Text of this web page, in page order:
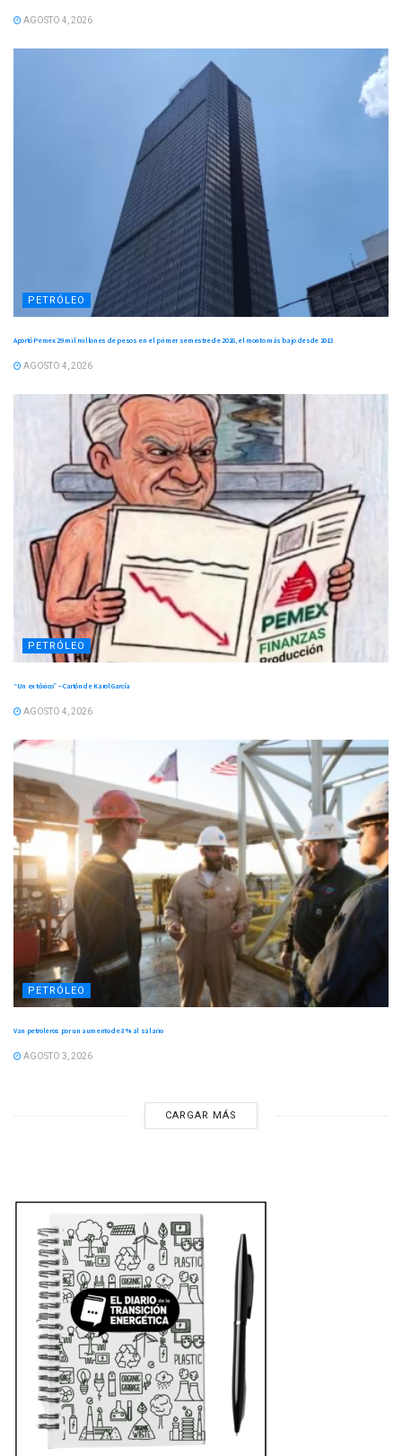
AGOSTO 4, 2026
PETRÓLEO
Aportó Pemex 29 mil millones de pesos en el primer semestre de 2026, el monto más bajo desde 2013
AGOSTO 4, 2026
PETRÓLEO
“Un ex tóxico” – Cartón de Karol García
AGOSTO 4, 2026
PETRÓLEO
Van petroleros por un aumento de 8 % al salario
AGOSTO 3, 2026
CARGAR MÁS